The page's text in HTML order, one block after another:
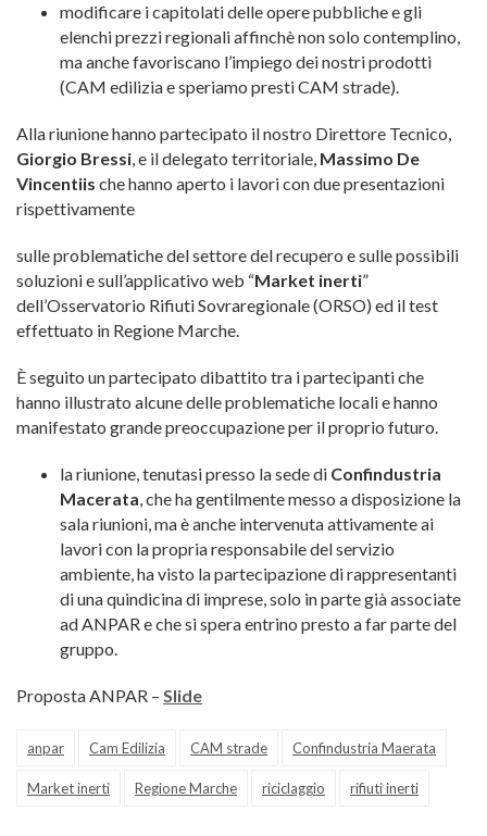
modificare i capitolati delle opere pubbliche e gli
elenchi prezzi regionali affinchè non solo contemplino,
ma anche favoriscano l’impiego dei nostri prodotti
(CAM edilizia e speriamo presti CAM strade).
Alla riunione hanno partecipato il nostro Direttore Tecnico,
Giorgio Bressi, e il delegato territoriale, Massimo De
Vincentiis che hanno aperto i lavori con due presentazioni
rispettivamente
sulle problematiche del settore del recupero e sulle possibili
soluzioni e sull’applicativo web “Market inerti”
dell’Osservatorio Rifiuti Sovraregionale (ORSO) ed il test
effettuato in Regione Marche.
È seguito un partecipato dibattito tra i partecipanti che
hanno illustrato alcune delle problematiche locali e hanno
manifestato grande preoccupazione per il proprio futuro.
la riunione, tenutasi presso la sede di Confindustria
Macerata, che ha gentilmente messo a disposizione la
sala riunioni, ma è anche intervenuta attivamente ai
lavori con la propria responsabile del servizio
ambiente, ha visto la partecipazione di rappresentanti
di una quindicina di imprese, solo in parte già associate
ad ANPAR e che si spera entrino presto a far parte del
gruppo.
Proposta ANPAR – Slide
anpar Cam Edilizia CAM strade Confindustria Maerata
Market inerti Regione Marche riciclaggio rifiuti inerti